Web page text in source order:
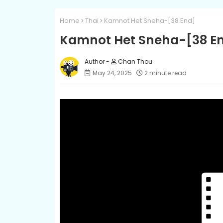
Home Thai Kamnot Het Sneha-[38 End]
Kamnot Het Sneha-[38
Chan Thou
May 24, 2025
2 minute read